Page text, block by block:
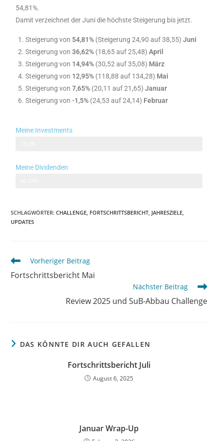
54,81%.
Damit verzeichnet der Juni die höchste Steigerung bis jetzt.
Steigerung von 54,81% (Steigerung 24,90 auf 38,55)Juni
Steigerung von36,62% (18,65 auf 25,48)April
Steigerung von 14,94% (30,52 auf 35,08) März
Steigerung von 12,95% (118,88 auf 134,28) Mai
Steigerung von7,65% (20,11 auf 21,65)Januar
Steigerung von-1,5% (24,53 auf 24,14) Februar
Meine Investments
Meine Dividenden
SCHLAGWÖRTER:CHALLENGE, FORTSCHRITTSBERICHT, JAHRESZIELE,
UPDATES
Vorheriger Beitrag
Fortschrittsbericht Mai
Nächster Beitrag
Review 2025 und SuB-Abbau Challenge
DAS KÖNNTE DIR AUCH GEFALLEN
Fortschrittsbericht Juli
August 6, 2025
Januar Wrap-Up